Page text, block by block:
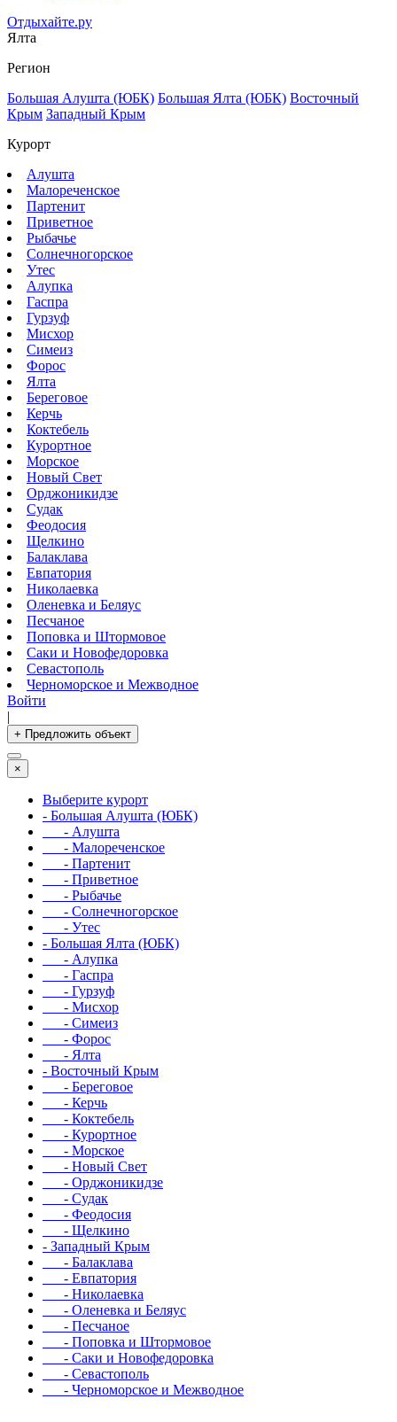
Отдыхайте.ру
Ялта
Регион
Большая Алушта (ЮБК) Большая Ялта (ЮБК) Восточный
Крым Западный Крым
Курорт
Алушта
Малореченское
Партенит
Приветное
Рыбачье
Солнечногорское
Утес
Алупка
Гаспра
Гурзуф
Мисхор
Симеиз
Форос
Ялта
Береговое
Керчь
Коктебель
Курортное
Морское
Новый Свет
Орджоникидзе
Судак
Феодосия
Щелкино
Балаклава
Евпатория
Николаевка
Оленевка и Беляус
Песчаное
Поповка и Штормовое
Саки и Новофедоровка
Севастополь
Черноморское и Межводное
Войти
|
+ Предложить объект
×
Выберите курорт
- Большая Алушта (ЮБК)
- Алушта
- Малореченское
- Партенит
- Приветное
- Рыбачье
- Солнечногорское
- Утес
- Большая Ялта (ЮБК)
- Алупка
- Гаспра
- Гурзуф
- Мисхор
- Симеиз
- Форос
- Ялта
- Восточный Крым
- Береговое
- Керчь
- Коктебель
- Курортное
- Морское
- Новый Свет
- Орджоникидзе
- Судак
- Феодосия
- Щелкино
- Западный Крым
- Балаклава
- Евпатория
- Николаевка
- Оленевка и Беляус
- Песчаное
- Поповка и Штормовое
- Саки и Новофедоровка
- Севастополь
- Черноморское и Межводное